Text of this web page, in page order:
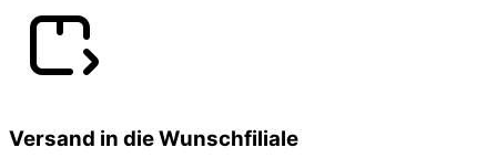
Versand in die Wunschfiliale